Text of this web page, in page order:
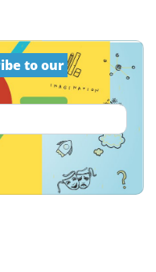
to our